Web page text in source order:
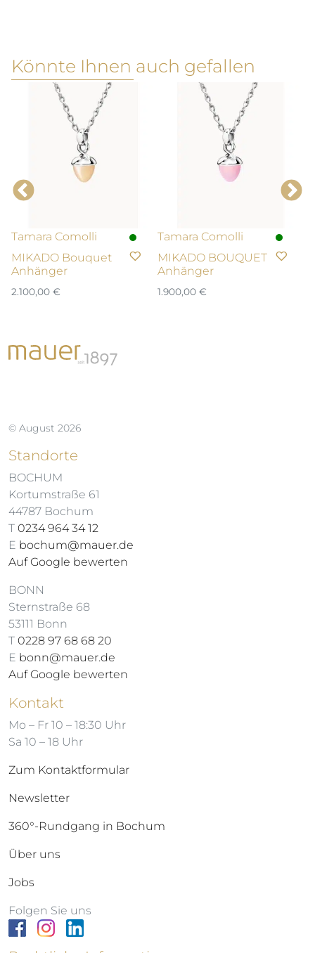
Könnte Ihnen auch gefallen
Tamara Comolli
MIKADO Bouquet
Anhänger
2.100,00 €
Tamara Comolli
MIKADO BOUQUET
Anhänger
1.900,00 €
© August 2026
Standorte
BOCHUM
Kortumstraße 61
44787 Bochum
T 0234 964 34 12
E bochum@mauer.de
Auf Google bewerten
BONN
Sternstraße 68
53111 Bonn
T 0228 97 68 68 20
E bonn@mauer.de
Auf Google bewerten
Kontakt
Mo – Fr 10 – 18:30 Uhr
Sa 10 – 18 Uhr
Zum Kontaktformular
Newsletter
360°-Rundgang in Bochum
Über uns
Jobs
Folgen Sie uns